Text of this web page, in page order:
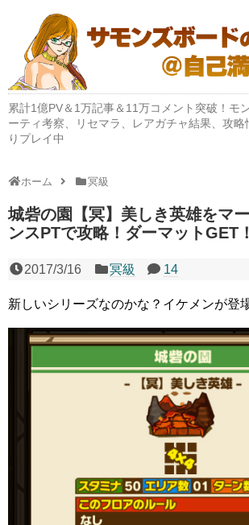
累計1億PV＆1万記事＆11万コメント突破！モ
ーティ考察、リセマラ、レアガチャ結果、攻略
りプレイ中
ホーム 冥級
城砦の園【冥】美しき英雄をマ
ンスPTで攻略！ダーマットGET！
2017/3/16 冥級 14
新しいシリーズなのかな？イケメンが登